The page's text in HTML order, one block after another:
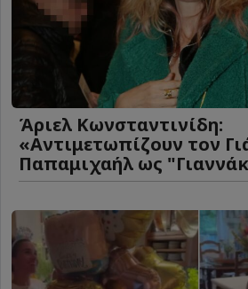
Άριελ Κωνσταντινίδη:
«Αντιμετωπίζουν τον
Παπαμιχαήλ ως